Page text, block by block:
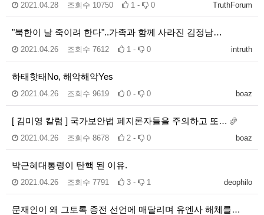
TruthForum
2021.04.28 조회수 10750 1 - 0
"북한이 날 죽이려 한다"..가족과 함께 사라진 김정남…
intruth
2021.04.26 조회수 7612 1 - 0
하태핫태No, 해악해악Yes
boaz
2021.04.26 조회수 9619 0 - 0
[ 김미영 칼럼 ] 국가보안법 폐지론자들을 주의하고 또…
boaz
2021.04.26 조회수 8678 2 - 0
박근혜대통령이 탄핵 된 이유.
deophilo
2021.04.26 조회수 7791 3 - 1
문재인이 왜 그토록 종전 선언에 매달리며 유엔사 해체를…